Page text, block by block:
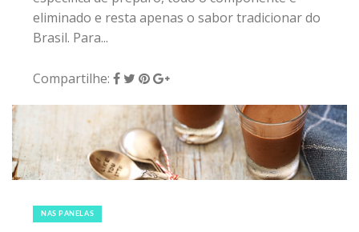
eliminado e resta apenas o sabor tradicionar do
Brasil. Para...
Compartilhe:
NAS PANELAS